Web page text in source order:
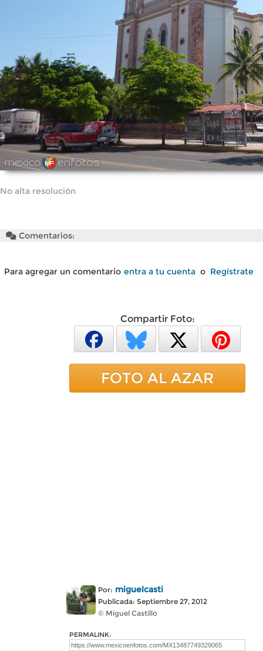
No alta resolución
Comentarios:
Para agregar un comentario entra a tu cuenta o Regístrate
Compartir Foto:
FOTO AL AZAR
Por: miguelcasti
Publicada: Septiembre 27, 2012
© Miguel Castillo
PERMALINK: